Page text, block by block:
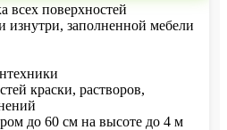
всех поверхностей
изнутри, заполненной мебели
краски, растворов,
до 60 см на высоте до 4 м